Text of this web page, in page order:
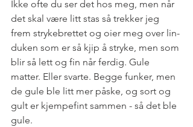
Ikke ofte du ser det hos meg, men når
det skal være litt stas så trekker jeg
frem strykebrettet og oier meg over lin-
duken som er så kjip å stryke, men som
blir så lett og fin når ferdig. Gule
matter. Eller svarte. Begge funker, men
de gule ble litt mer påske, og sort og
gult er kjempefint sammen - så det ble
gule.